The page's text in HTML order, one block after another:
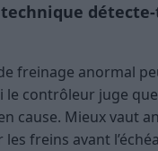
freinage anormal
le contrôleur juge que
cause. Mieux vaut
freins avant